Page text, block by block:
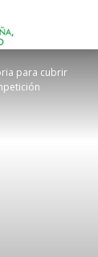
para cubrir